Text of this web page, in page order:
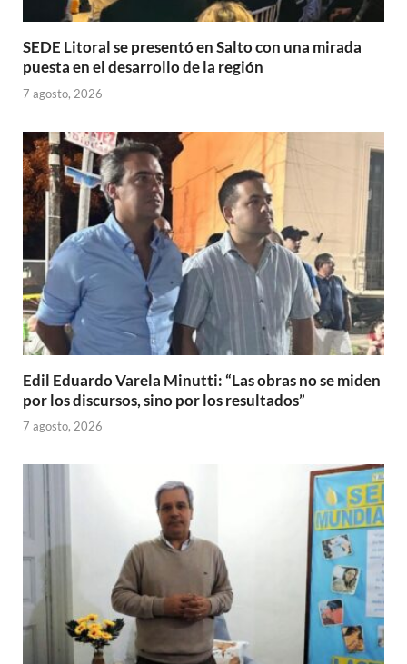
SEDE Litoral se presentó en Salto con una mirada
puesta en el desarrollo de la región
7 agosto, 2026
Edil Eduardo Varela Minutti: “Las obras no se miden
por los discursos, sino por los resultados”
7 agosto, 2026